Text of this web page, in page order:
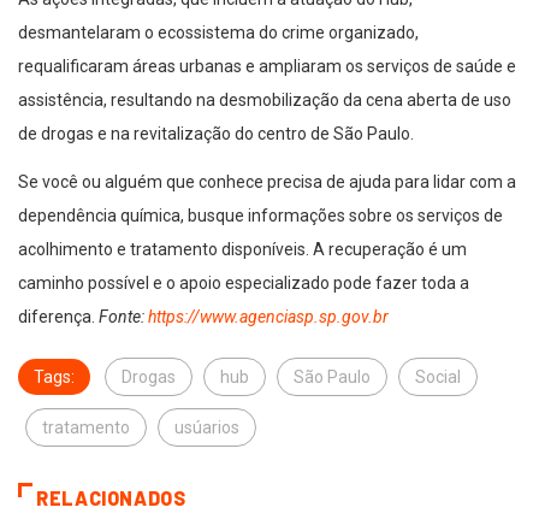
desmantelaram o ecossistema do crime organizado,
requalificaram áreas urbanas e ampliaram os serviços de saúde e
assistência, resultando na desmobilização da cena aberta de uso
de drogas e na revitalização do centro de São Paulo.
Se você ou alguém que conhece precisa de ajuda para lidar com a
dependência química, busque informações sobre os serviços de
acolhimento e tratamento disponíveis. A recuperação é um
caminho possível e o apoio especializado pode fazer toda a
diferença. Fonte:https://www.agenciasp.sp.gov.br
Tags: Drogas hub São Paulo Social
tratamento usúarios
RELACIONADOS